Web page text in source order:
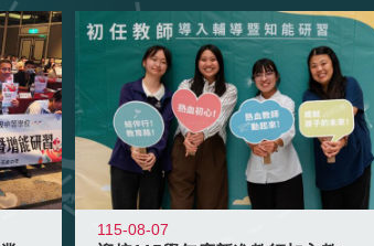
115-08-07